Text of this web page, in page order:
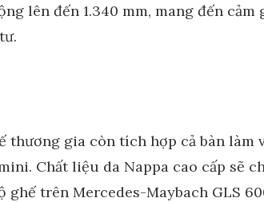
lên đến 1.340 mm, mang đến
thương gia còn tích hợp cả bàn làm
Chất liệu da Nappa cao cấp sẽ
ghế trên Mercedes-Maybach GLS